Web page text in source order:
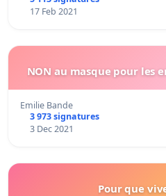
17 Feb 2021
NON au masque pour les
Emilie Bande
3 973 signatures
3 Dec 2021
Pour que